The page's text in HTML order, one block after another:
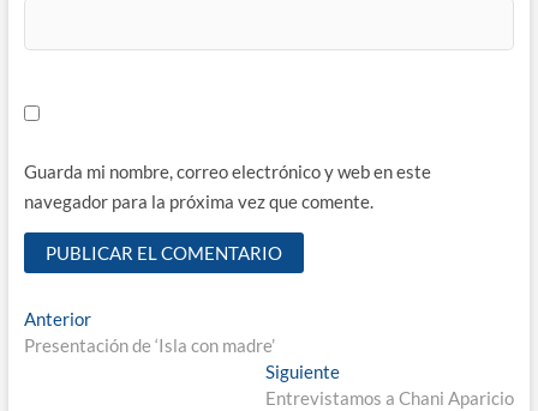
Guarda mi nombre, correo electrónico y web en este
navegador para la próxima vez que comente.
Navegación
de
AnteriorEntrada
anterior:
Presentación de ‘Isla con madre’
SiguienteEntrada
siguiente:
Entrevistamos a Chani Aparicio